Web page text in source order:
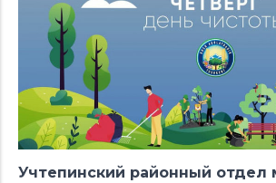
Учтепинский районный отдел